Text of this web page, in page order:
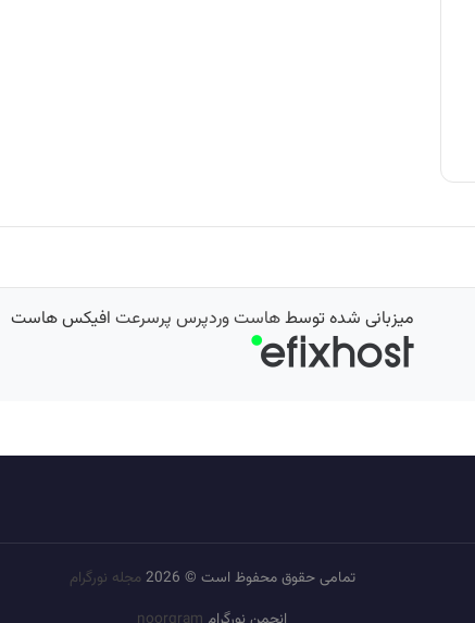
میزبانی شده توسطهاست وردپرس پرسرعت افیکس هاست
تمامی حقوق محفوظ است © 2026
مجله نورگرام